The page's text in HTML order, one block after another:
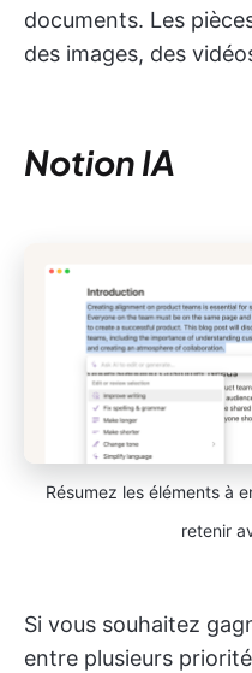
documents. Les
des images, des
Notion IA
Résumez les éléments à
retenir
Si vous souhaitez
entre plusieurs